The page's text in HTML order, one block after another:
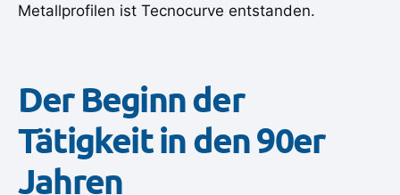
Metallprofilen ist Tecnocurve entstanden.
Der Beginn der
Tätigkeit in den 90er
Jahren